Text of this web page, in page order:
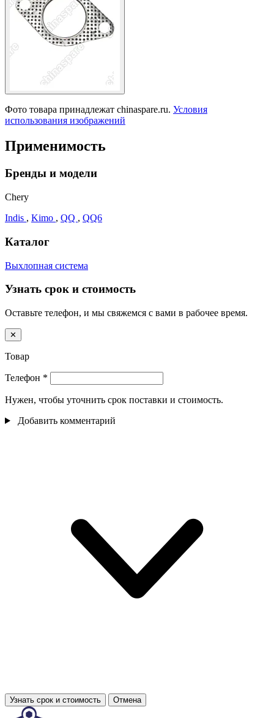
Фото товара принадлежат chinaspare.ru. Условия
использования изображений
Применимость
Бренды и модели
Chery
Indis , Kimo , QQ , QQ6
Каталог
Выхлопная система
Узнать срок и стоимость
Оставьте телефон, и мы свяжемся с вами в рабочее время.
✕
Товар
Телефон *
Нужен, чтобы уточнить срок поставки и стоимость.
Добавить комментарий
Узнать срок и стоимость Отмена